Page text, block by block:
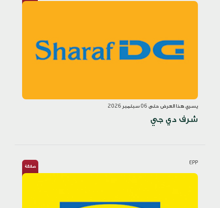
يسري هذا العرض حتى 06 سبتمبر 2026
شرف دي جي
صفقة
EPP